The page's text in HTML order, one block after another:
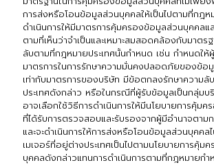
การส่งหรือโอนข้อมูลส่วนบุคคลให้เป็นไปตามที่กฎห
ดำเนินการให้มีมาตรการคุ้มครองข้อมูลส่วนบุคคลแ
ตามที่เห็นว่าจำเป็นและเหมาะสมสอดคล้องกับมาตร
ลับตามที่กฎหมายประเทศนั้นกำหนด เช่น กำหนดให้
มาตรการในการรักษาความมั่นคงปลอดภัยของข้อ
เท่ากับมาตรการของบริษัท มีข้อตกลงรักษาความลั
ประเทศดังกล่าว หรือในกรณีที่ผู้รับข้อมูลเป็นกลุ่มบ
อาจเลือกใช้วิธีการดำเนินการให้มีนโยบายการคุ้ม
ที่ได้รับการตรวจสอบและรับรองจากผู้มีอำนาจตา
และจะดำเนินการให้การส่งหรือโอนข้อมูลส่วนบุคค
เมเจอร์ที่อยู่ต่างประเทศเป็นไปตามนโยบายการคุ้ม
บุคคลดังกล่าวแทนการดำเนินการตามที่กฎหมายกำ